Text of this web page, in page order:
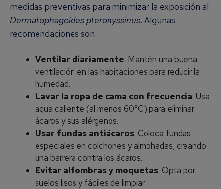
medidas preventivas para minimizar la exposición al
Dermatophagoides pteronyssinus. Algunas
recomendaciones son:
Ventilar diariamente: Mantén una buena
ventilación en las habitaciones para reducir la
humedad.
Lavar la ropa de cama con frecuencia: Usa
agua caliente (al menos 60°C) para eliminar
ácaros y sus alérgenos.
Usar fundas antiácaros: Coloca fundas
especiales en colchones y almohadas, creando
una barrera contra los ácaros.
Evitar alfombras y moquetas: Opta por
suelos lisos y fáciles de limpiar.